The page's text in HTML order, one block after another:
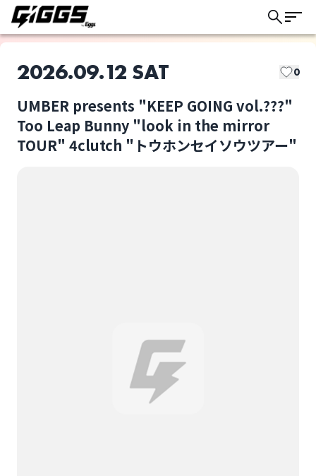
2026.09.12 SAT 0
UMBER presents "KEEP GOING vol.???"
Too Leap Bunny "look in the mirror
TOUR" 4clutch "トウホンセイソウツアー"
このライブの取り置きは終了しました